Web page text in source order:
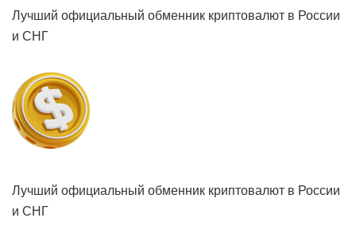
Лучший официальный обменник криптовалют в России
и СНГ
Лучший официальный обменник криптовалют в России
и СНГ